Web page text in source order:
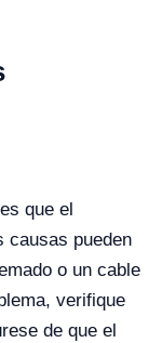
que el
causas pueden
o un cable
verifique
de que el